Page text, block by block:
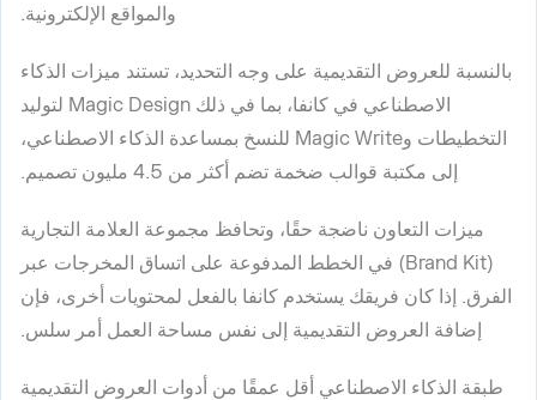
والمواقع الإلكترونية.
بالنسبة للعروض التقديمية على وجه التحديد، تستند ميزات الذكاء
الاصطناعي في كانفا، بما في ذلك Magic Design لتوليد
التخطيطات وMagic Write للنسخ بمساعدة الذكاء الاصطناعي،
إلى مكتبة قوالب ضخمة تضم أكثر من 4.5 مليون تصميم.
ميزات التعاون ناضجة حقًا، وتحافظ مجموعة العلامة التجارية
(Brand Kit) في الخطط المدفوعة على اتساق المخرجات عبر
الفرق. إذا كان فريقك يستخدم كانفا بالفعل لمحتويات أخرى، فإن
إضافة العروض التقديمية إلى نفس مساحة العمل أمر سلس.
طبقة الذكاء الاصطناعي أقل عمقًا من أدوات العروض التقديمية